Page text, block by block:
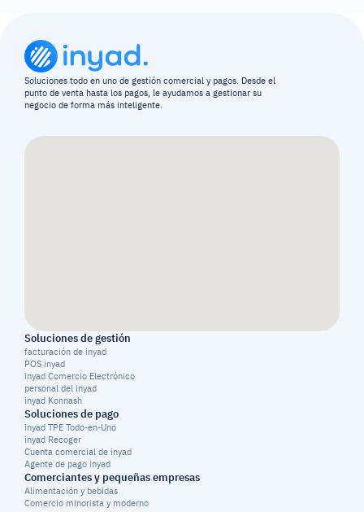
Soluciones todo en uno de gestión comercial y pagos. Desde el
punto de venta hasta los pagos, le ayudamos a gestionar su
negocio de forma más inteligente.
Soluciones de gestión
facturación de inyad
POS inyad
inyad Comercio Electrónico
personal del inyad
inyad Konnash
Soluciones de pago
inyad TPE Todo-en-Uno
inyad Recoger
Cuenta comercial de inyad
Agente de pago inyad
Comerciantes y pequeñas empresas
Alimentación y bebidas
Comercio minorista y moderno